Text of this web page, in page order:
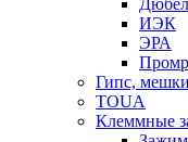
ИЭК
ЭРА
Гипс, мешки
TOUA
Клеммные